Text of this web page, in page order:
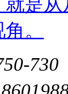
是
。
730